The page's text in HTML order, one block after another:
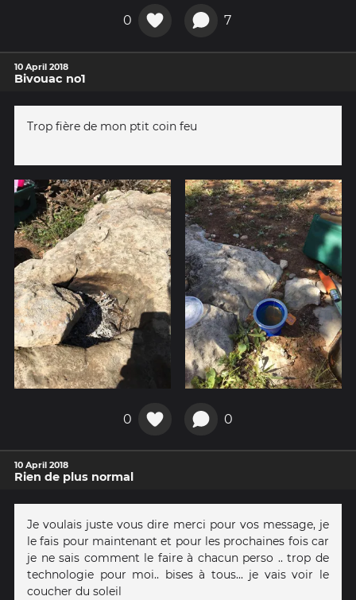
0 7
10 April 2018
Bivouac no1
Trop fière de mon ptit coin feu
0 0
10 April 2018
Rien de plus normal
Je voulais juste vous dire merci pour vos message, je
le fais pour maintenant et pour les prochaines fois car
je ne sais comment le faire à chacun perso .. trop de
technologie pour moi.. bises à tous... je vais voir le
coucher du soleil